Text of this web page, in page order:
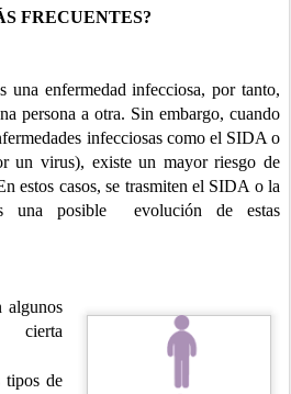
FRECUENTES?
una enfermedad infecciosa, por tanto,
persona a otra. Sin embargo, cuando
infecciosas como el SIDA o
un virus), existe un mayor riesgo de
estos casos, se trasmiten el SIDA o la
una posible evolución de estas
algunos
tipos de